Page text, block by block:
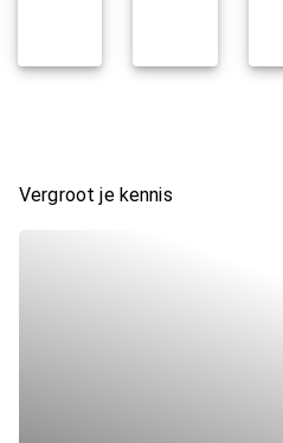
Vergroot je kennis